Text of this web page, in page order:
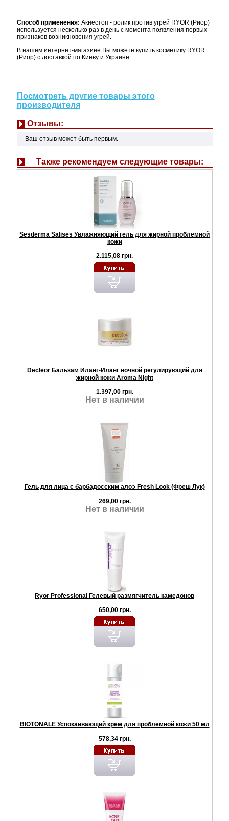
Способ применения: Акнестоп - ролик против угрей RYOR (Риор)
используется несколько раз в день с момента появления первых
признаков возникновения угрей.
В нашем интернет-магазине Вы можете купить косметику RYOR
(Риор) с доставкой по Киеву и Украине.
Посмотреть другие товары этого
производителя
Отзывы:
Ваш отзыв может быть первым.
Также рекомендуем следующие товары:
Sesderma Salises Увлажняющий гель для жирной проблемной
кожи
2.115,08 грн.
Decleor Бальзам Иланг-Иланг ночной регулирующий для
жирной кожи Aroma Night
1.397,00 грн.
Нет в наличии
Гель для лица с барбадосским алоэ Fresh Look (Фреш Лук)
269,00 грн.
Нет в наличии
Ryor Professional Гелевый размягчитель камедонов
650,00 грн.
BIOTONALE Успокаивающий крем для проблемной кожи 50 мл
578,34 грн.